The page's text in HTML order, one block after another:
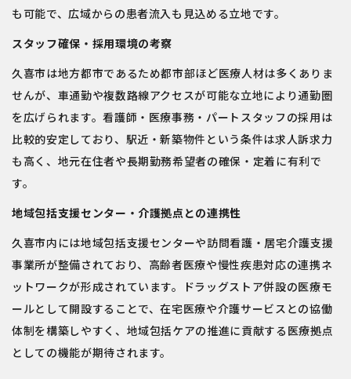
も可能で、広域からの患者流入も見込める立地です。
スタッフ確保・採用環境の考察
久喜市は地方都市であるため都市部ほど医療人材は多くありま
せんが、車通勤や複数路線アクセスが可能な立地により通勤圏
を広げられます。看護師・医療事務・パートスタッフの採用は
比較的安定しており、駅近・新築物件という条件は求人訴求力
も高く、地元在住者や長期勤務希望者の確保・定着に有利で
す。
地域包括支援センター・介護拠点との連携性
久喜市内には地域包括支援センターや訪問看護・居宅介護支援
事業所が整備されており、高齢者医療や慢性疾患対応の連携ネ
ットワークが形成されています。ドラッグストア併設の医療モ
ールとして開設することで、在宅医療や介護サービスとの協働
体制を構築しやすく、地域包括ケアの推進に貢献する医療拠点
としての機能が期待されます。